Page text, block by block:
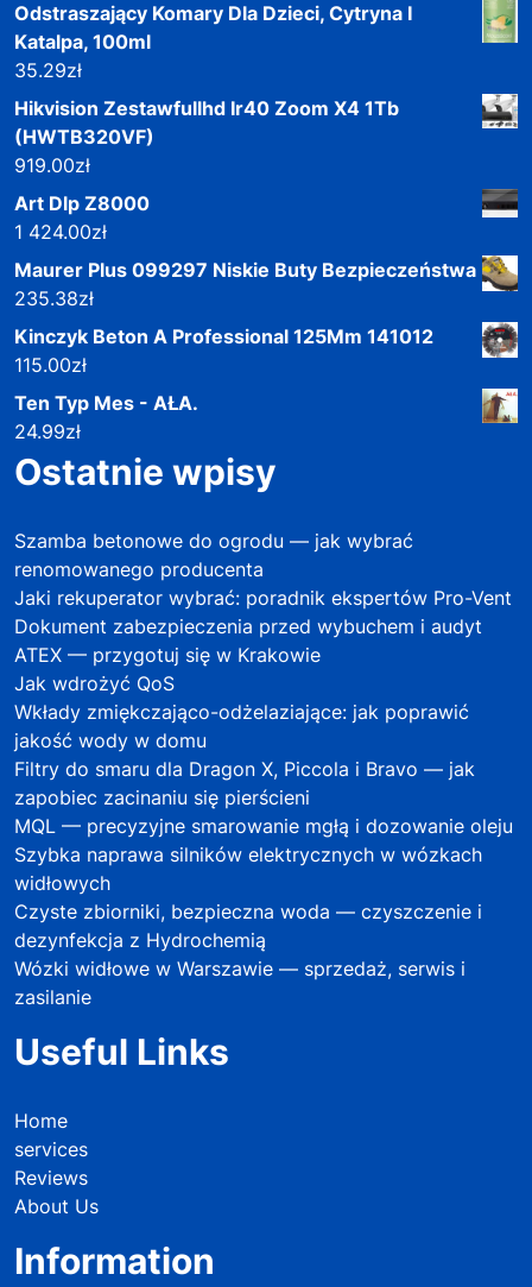
Odstraszający Komary Dla Dzieci, Cytryna I
Katalpa, 100ml
35.29zł
Hikvision Zestawfullhd Ir40 Zoom X4 1Tb
(HWTB320VF)
919.00zł
Art Dlp Z8000
1 424.00zł
Maurer Plus 099297 Niskie Buty Bezpieczeństwa
235.38zł
Kinczyk Beton A Professional 125Mm 141012
115.00zł
Ten Typ Mes - AŁA.
24.99zł
Ostatnie wpisy
Szamba betonowe do ogrodu — jak wybrać
renomowanego producenta
Jaki rekuperator wybrać: poradnik ekspertów Pro-Vent
Dokument zabezpieczenia przed wybuchem i audyt
ATEX — przygotuj się w Krakowie
Jak wdrożyć QoS
Wkłady zmiękczająco-odżelaziające: jak poprawić
jakość wody w domu
Filtry do smaru dla Dragon X, Piccola i Bravo — jak
zapobiec zacinaniu się pierścieni
MQL — precyzyjne smarowanie mgłą i dozowanie oleju
Szybka naprawa silników elektrycznych w wózkach
widłowych
Czyste zbiorniki, bezpieczna woda — czyszczenie i
dezynfekcja z Hydrochemią
Wózki widłowe w Warszawie — sprzedaż, serwis i
zasilanie
Useful Links
Home
services
Reviews
About Us
Information